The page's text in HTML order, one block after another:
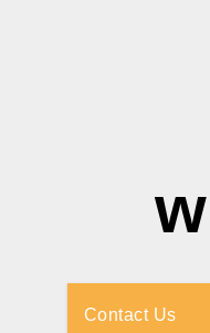
Contact Us